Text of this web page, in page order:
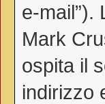
e-mail”).
Mark
ospita il
indirizzo